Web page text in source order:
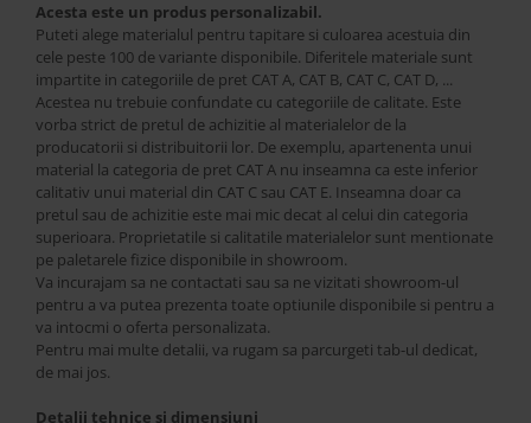
Acesta este un produs personalizabil.
Puteti alege materialul pentru tapitare si culoarea acestuia din
cele peste 100 de variante disponibile. Diferitele materiale sunt
impartite in categoriile de pret CAT A, CAT B, CAT C, CAT D, ...
Acestea nu trebuie confundate cu categoriile de calitate. Este
vorba strict de pretul de achizitie al materialelor de la
producatorii si distribuitorii lor. De exemplu, apartenenta unui
material la categoria de pret CAT A nu inseamna ca este inferior
calitativ unui material din CAT C sau CAT E. Inseamna doar ca
pretul sau de achizitie este mai mic decat al celui din categoria
superioara. Proprietatile si calitatile materialelor sunt mentionate
pe paletarele fizice disponibile in showroom.
Va incurajam sa ne contactati sau sa ne vizitati showroom-ul
pentru a va putea prezenta toate optiunile disponibile si pentru a
va intocmi o oferta personalizata.
Pentru mai multe detalii, va rugam sa parcurgeti tab-ul dedicat,
de mai jos.
Detalii tehnice si dimensiuni